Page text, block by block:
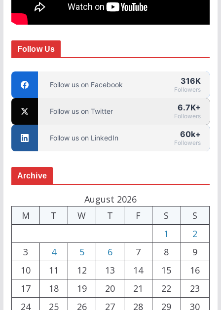
Follow Us
Follow us on Facebook 316K
Followers
Follow us on Twitter 6.7K+
Followers
Follow us on LinkedIn 60k+
Followers
Archive
August 2026
M
T W T F S
S
1
2
3
4 5 6 7 8
9
10
11 12 13 14 15
16
17
18 19 20 21 22
23
24
25 26 27 28 29
30